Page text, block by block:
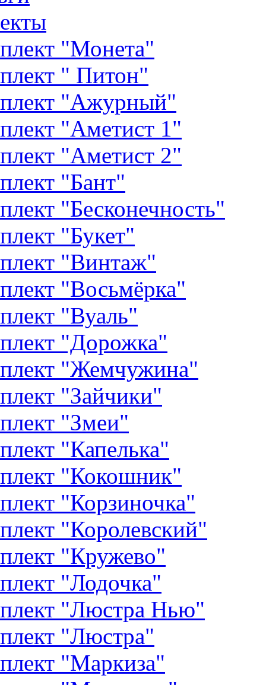
"Монета"
" Питон"
"Ажурный"
"Аметист 1"
"Аметист 2"
"Бант"
"Бесконечность"
"Букет"
"Винтаж"
"Восьмёрка"
"Вуаль"
"Дорожка"
"Жемчужина"
"Зайчики"
"Змеи"
"Капелька"
"Кокошник"
"Корзиночка"
"Королевский"
"Кружево"
"Лодочка"
"Люстра Нью"
"Люстра"
"Маркиза"